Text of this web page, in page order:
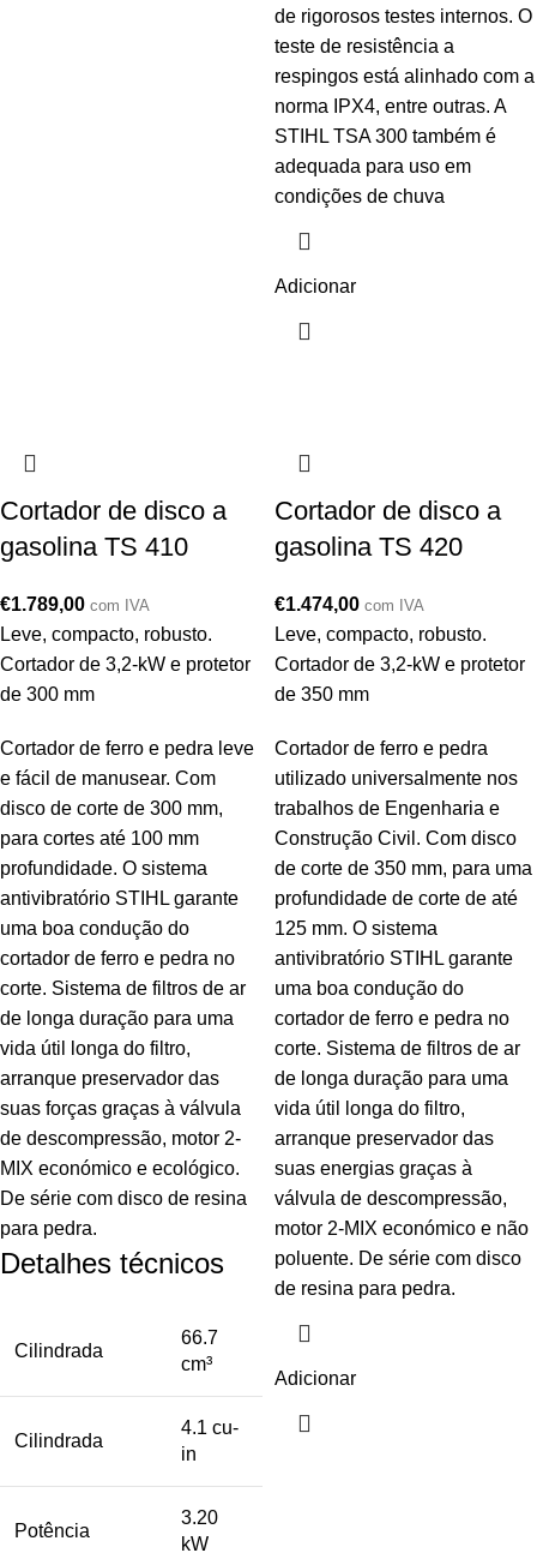
de rigorosos testes internos. O
teste de resistência a
respingos está alinhado com a
norma IPX4, entre outras. A
STIHL TSA 300 também é
adequada para uso em
condições de chuva
Adicionar
Cortador de disco a
gasolina TS 410
€1.789,00 com IVA
Leve, compacto, robusto.
Cortador de 3,2-kW e protetor
de 300 mm
Cortador de ferro e pedra leve
e fácil de manusear. Com
disco de corte de 300 mm,
para cortes até 100 mm
profundidade. O sistema
antivibratório STIHL garante
uma boa condução do
cortador de ferro e pedra no
corte. Sistema de filtros de ar
de longa duração para uma
vida útil longa do filtro,
arranque preservador das
suas forças graças à válvula
de descompressão, motor 2-
MIX económico e ecológico.
De série com disco de resina
para pedra.
Detalhes técnicos
Cilindrada
66.7
cm³
Cilindrada
4.1 cu-
in
Potência
3.20
kW
Cortador de disco a
gasolina TS 420
€1.474,00 com IVA
Leve, compacto, robusto.
Cortador de 3,2-kW e protetor
de 350 mm
Cortador de ferro e pedra
utilizado universalmente nos
trabalhos de Engenharia e
Construção Civil. Com disco
de corte de 350 mm, para uma
profundidade de corte de até
125 mm. O sistema
antivibratório STIHL garante
uma boa condução do
cortador de ferro e pedra no
corte. Sistema de filtros de ar
de longa duração para uma
vida útil longa do filtro,
arranque preservador das
suas energias graças à
válvula de descompressão,
motor 2-MIX económico e não
poluente. De série com disco
de resina para pedra.
Adicionar